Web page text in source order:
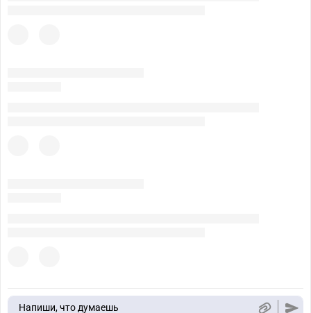
Напиши, что думаешь